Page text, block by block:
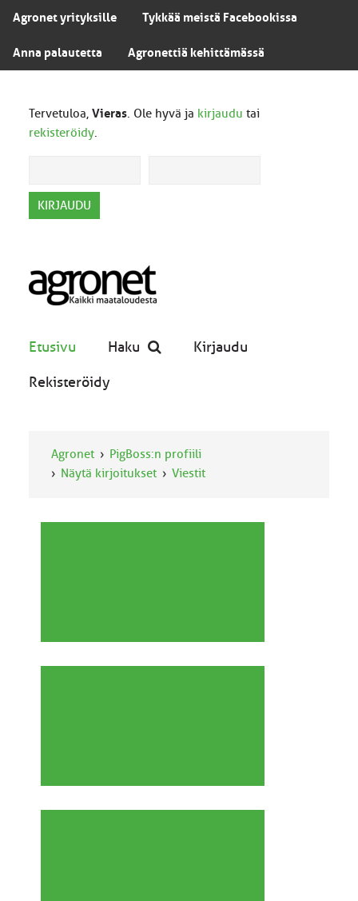
Agronet yrityksille Tykkää meistä Facebookissa
Anna palautetta Agronettiä kehittämässä
Tervetuloa, Vieras. Ole hyvä ja kirjaudu tai
rekisteröidy.
Etusivu Haku Kirjaudu
Rekisteröidy
Agronet
PigBoss:n profiili
Näytä kirjoitukset
Viestit